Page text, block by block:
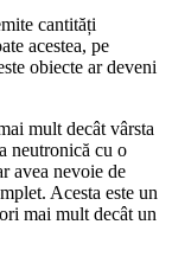
cantități
acestea, pe
obiecte ar deveni
mult decât vârsta
neutronică cu o
avea nevoie de
Acesta este un
mai mult decât un